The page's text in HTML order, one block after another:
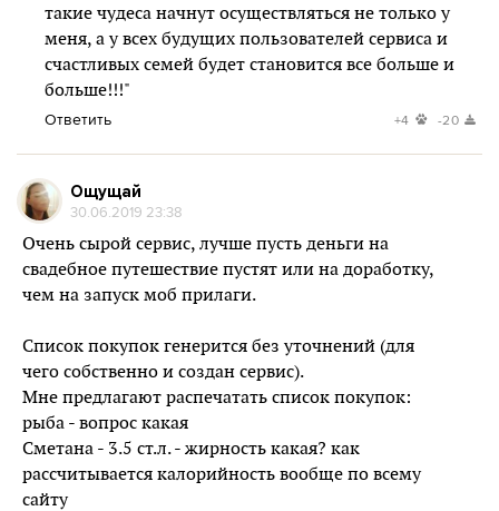
такие чудеса начнут осуществляться не только у
меня, а у всех будущих пользователей сервиса и
счастливых семей будет становится все больше и
больше!!!"
Ответить +4 -20
Ощущай
30.06.2019 23:38
Очень сырой сервис, лучше пусть деньги на
свадебное путешествие пустят или на доработку,
чем на запуск моб прилаги.
Список покупок генерится без уточнений (для
чего собственно и создан сервис).
Мне предлагают распечатать список покупок:
рыба - вопрос какая
Сметана - 3.5 ст.л. - жирность какая? как
рассчитывается калорийность вообще по всему
сайту